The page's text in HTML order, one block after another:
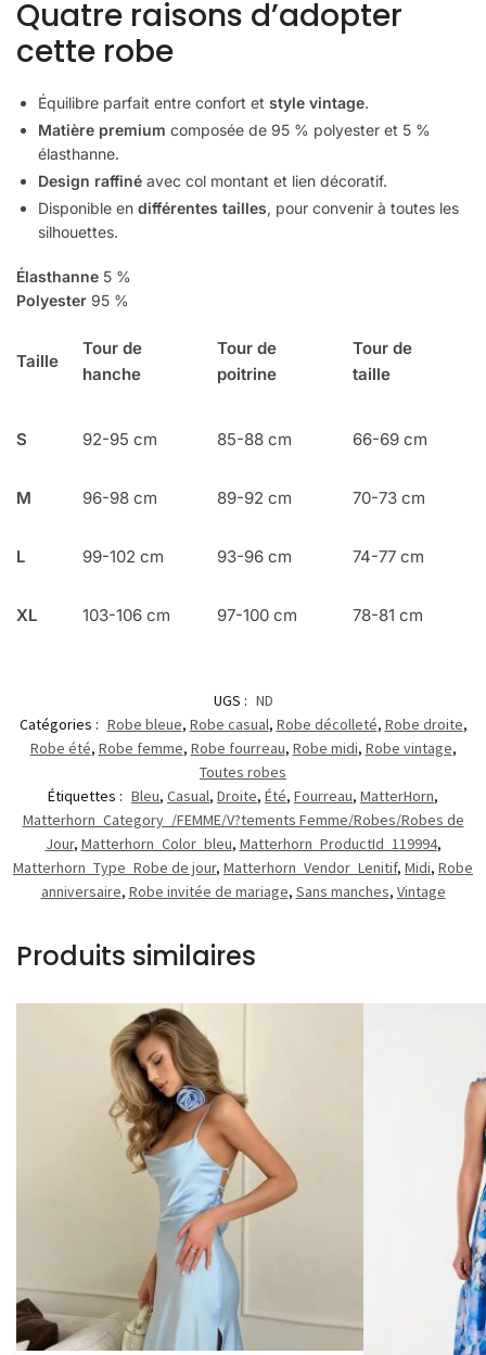
Quatre raisons d’adopter
cette robe
Équilibre parfait entre confort et style vintage.
Matière premium composée de 95 % polyester et 5 %
élasthanne.
Design raffiné avec col montant et lien décoratif.
Disponible en différentes tailles, pour convenir à toutes les
silhouettes.
Élasthanne 5 %
Polyester 95 %
Taille
Tour de
hanche
Tour de
poitrine
Tour de
taille
S 92-95 cm 85-88 cm 66-69 cm
M 96-98 cm 89-92 cm 70-73 cm
L 99-102 cm 93-96 cm 74-77 cm
XL 103-106 cm 97-100 cm 78-81 cm
UGS : ND
Catégories : Robe bleue, Robe casual, Robe décolleté, Robe droite,
Robe été, Robe femme, Robe fourreau, Robe midi, Robe vintage,
Toutes robes
Étiquettes : Bleu, Casual, Droite, Été, Fourreau, MatterHorn,
Matterhorn_Category_/FEMME/V?tements Femme/Robes/Robes de
Jour, Matterhorn_Color_bleu, Matterhorn_ProductId_119994,
Matterhorn_Type_Robe de jour, Matterhorn_Vendor_Lenitif, Midi, Robe
anniversaire, Robe invitée de mariage, Sans manches, Vintage
Produits similaires